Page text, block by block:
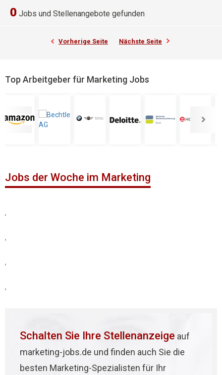
0 Jobs und Stellenangebote gefunden
Vorherige Seite Nächste Seite
Top Arbeitgeber für Marketing Jobs
Jobs der Woche im Marketing
,
,
,
,
Schalten Sie Ihre Stellenanzeige auf
marketing-jobs.de und finden auch Sie die
besten Marketing-Spezialisten für Ihr